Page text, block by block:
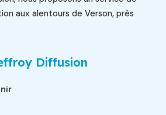
aux alentours de Verson, près
Diffusion